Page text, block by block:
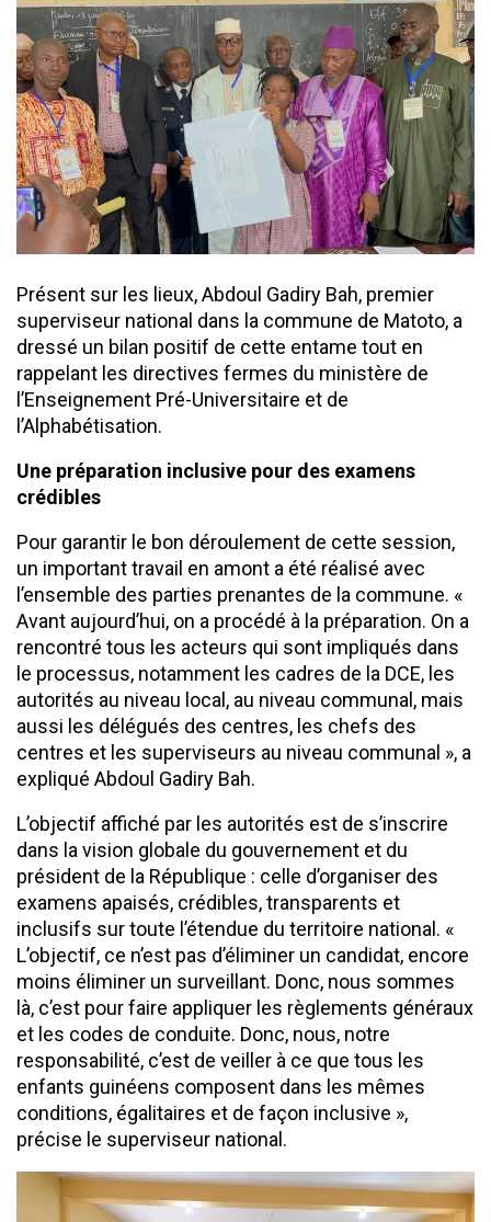
Présent sur les lieux, Abdoul Gadiry Bah, premier
superviseur national dans la commune de Matoto, a
dressé un bilan positif de cette entame tout en
rappelant les directives fermes du ministère de
l’Enseignement Pré-Universitaire et de
l’Alphabétisation.
Une préparation inclusive pour des examens
crédibles
Pour garantir le bon déroulement de cette session,
un important travail en amont a été réalisé avec
l’ensemble des parties prenantes de la commune.​ «
Avant aujourd’hui, on a procédé à la préparation. On a
rencontré tous les acteurs qui sont impliqués dans
le processus, notamment les cadres de la DCE, les
autorités au niveau local, au niveau communal, mais
aussi les délégués des centres, les chefs des
centres et les superviseurs au niveau communal », a
expliqué Abdoul Gadiry Bah.
​L’objectif affiché par les autorités est de s’inscrire
dans la vision globale du gouvernement et du
président de la République : celle d’organiser des
examens apaisés, crédibles, transparents et
inclusifs sur toute l’étendue du territoire national. ​«
L’objectif, ce n’est pas d’éliminer un candidat, encore
moins éliminer un surveillant. Donc, nous sommes
là, c’est pour faire appliquer les règlements généraux
et les codes de conduite. Donc, nous, notre
responsabilité, c’est de veiller à ce que tous les
enfants guinéens composent dans les mêmes
conditions, égalitaires et de façon inclusive »,
précise le superviseur national.